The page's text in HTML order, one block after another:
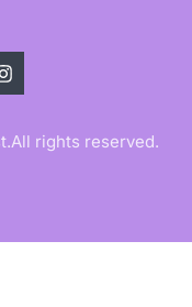
All rights reserved.